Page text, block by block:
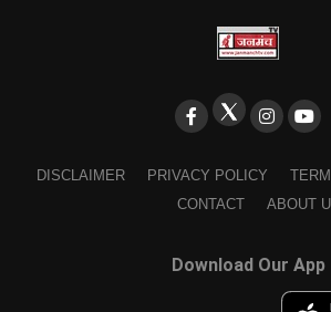
DISCLAIMER PRIVACY POLICY
CONTACT
ABOUT
Download Our App